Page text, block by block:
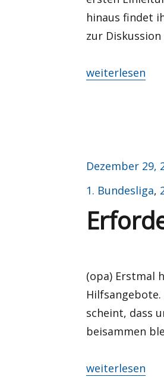
hinaus findet
zur
„Jedem
weiterlesen
Veröffentlicht
am
Dezember 29,
Kategorien
1. Bundesliga,
(opa) Erstmal
scheint, dass
beisammen
„Erforderliche
weiterlesen